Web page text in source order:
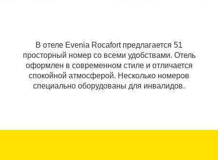
В отеле Evenia Rocafort предлагается 51
просторный номер со всеми удобствами. Отель
оформлен в современном стиле и отличается
спокойной атмосферой. Несколько номеров
специально оборудованы для инвалидов.